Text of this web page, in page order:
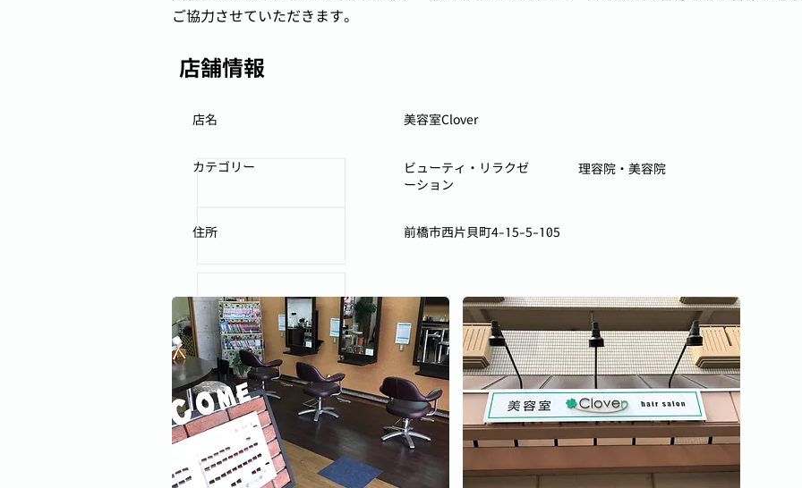
ご協力させていただきます。
店舗情報
美容室Clover
店名
ビューティ・リラクゼ
ーション
カテゴリー 理容院・美容院
前橋市西片貝町4-15-5-105
住所